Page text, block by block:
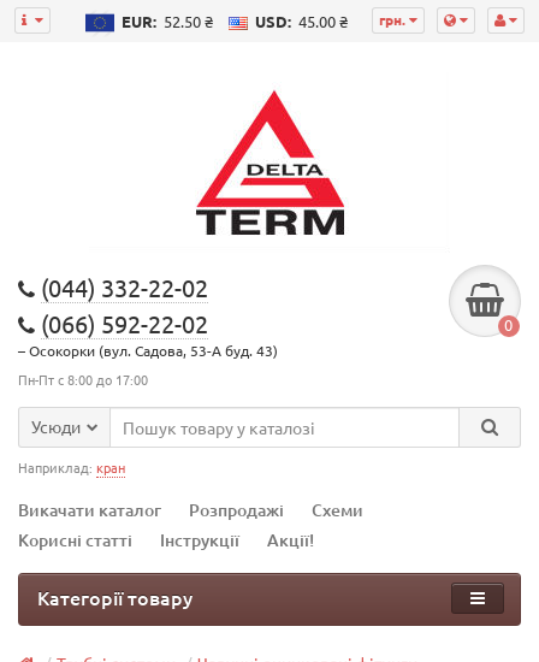
грн.
EUR: 52.50 ₴ USD: 45.00 ₴
(044) 332-22-02
(066) 592-22-02
– Осокорки (вул. Садова, 53-А буд. 43)
Пн-Пт с 8:00 до 17:00
0
Усюди
Наприклад: кран
Викачати каталог Розпродажі
Схеми
Корисні статті
Інструкції Акції!
Категорії товару